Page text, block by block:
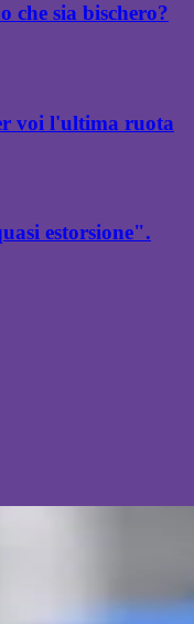
che sia bischero?
voi l'ultima ruota
estorsione".